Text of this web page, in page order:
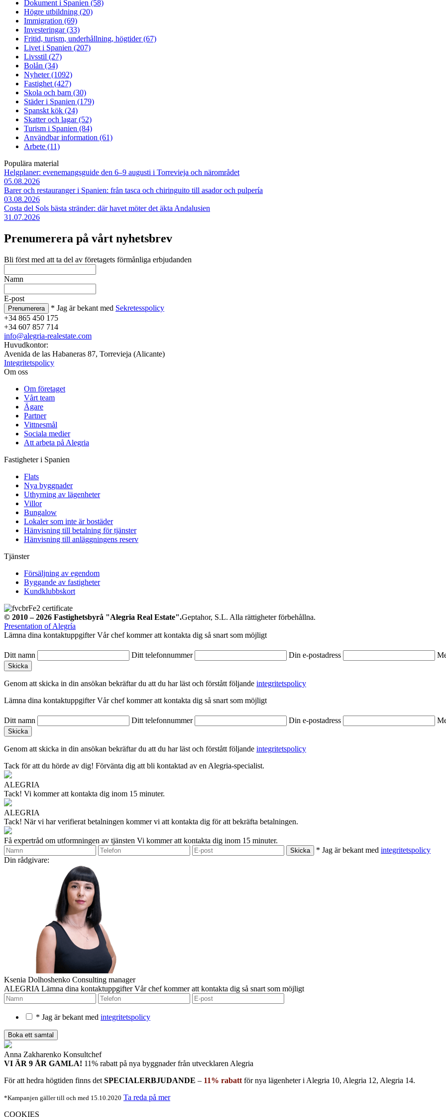
Dokument i Spanien (58)
Högre utbildning (20)
Immigration (69)
Investeringar (33)
Fritid, turism, underhållning, högtider (67)
Livet i Spanien (207)
Livsstil (27)
Bolån (34)
Nyheter (1092)
Fastighet (427)
Skola och barn (30)
Städer i Spanien (179)
Spanskt kök (24)
Skatter och lagar (52)
Turism i Spanien (84)
Användbar information (61)
Arbete (11)
Populära material
Helgplaner: evenemangsguide den 6–9 augusti i Torrevieja och närområdet
05.08.2026
Barer och restauranger i Spanien: från tasca och chiringuito till asador och pulpería
03.08.2026
Costa del Sols bästa stränder: där havet möter det äkta Andalusien
31.07.2026
Prenumerera på vårt nyhetsbrev
Bli först med att ta del av företagets förmånliga erbjudanden
Namn
E-post
* Jag är bekant med Sekretesspolicy
+34 865 450 175
+34 607 857 714
info@alegria-realestate.com
Huvudkontor:
Avenida de las Habaneras 87, Torrevieja (Alicante)
Integritetspolicy
Om oss
Om företaget
Vårt team
Ägare
Partner
Vittnesmål
Sociala medier
Att arbeta på Alegria
Fastigheter i Spanien
Flats
Nya byggnader
Uthyrning av lägenheter
Villor
Bungalow
Lokaler som inte är bostäder
Hänvisning till betalning för tjänster
Hänvisning till anläggningens reserv
Tjänster
Försäljning av egendom
Byggande av fastigheter
Kundklubbskort
© 2010 – 2026 Fastighetsbyrå "Alegria Real Estate".Geptahor, S.L. Alla rättigheter förbehållna.
Presentation of Alegría
Lämna dina kontaktuppgifter Vår chef kommer att kontakta dig så snart som möjligt
Ditt namn Ditt telefonnummer Din e-postadress
Genom att skicka in din ansökan bekräftar du att du har läst och förstått följande integritetspolicy
Lämna dina kontaktuppgifter Vår chef kommer att kontakta dig så snart som möjligt
Ditt namn Ditt telefonnummer Din e-postadress
Genom att skicka in din ansökan bekräftar du att du har läst och förstått följande integritetspolicy
Tack för att du hörde av dig! Förvänta dig att bli kontaktad av en Alegria-specialist.
ALEGRIA
Tack! Vi kommer att kontakta dig inom 15 minuter.
ALEGRIA
Tack! När vi har verifierat betalningen kommer vi att kontakta dig för att bekräfta betalningen.
Få expertråd om utformningen av tjänsten Vi kommer att kontakta dig inom 15 minuter.
* Jag är bekant med integritetspolicy
Din rådgivare:
Ksenia Dolhoshenko Consulting manager
ALEGRIA Lämna dina kontaktuppgifter Vår chef kommer att kontakta dig så snart som möjligt
* Jag är bekant med integritetspolicy
Anna Zakharenko Konsultchef
VI ÄR 9 ÅR GAMLA! 11% rabatt på nya byggnader från utvecklaren Alegria
För att hedra högtiden finns det SPECIALERBJUDANDE – 11% rabatt för nya lägenheter i Alegria 10, Alegria 12, Alegria 14.
*Kampanjen gäller till och med 15.10.2020 Ta reda på mer
COOKIES